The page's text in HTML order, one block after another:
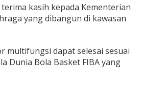
kasih kepada Kementerian
yang dibangun di kawasan
multifungsi dapat selesai sesuai
Dunia Bola Basket FIBA yang